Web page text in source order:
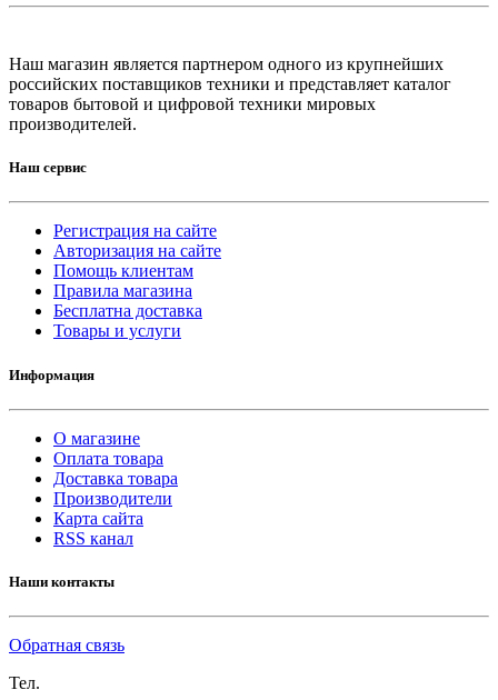
Наш магазин является партнером одного из крупнейших
российских поставщиков техники и представляет каталог
товаров бытовой и цифровой техники мировых
производителей.
Наш сервис
Регистрация на сайте
Авторизация на сайте
Помощь клиентам
Правила магазина
Бесплатна доставка
Товары и услуги
Информация
О магазине
Оплата товара
Доставка товара
Производители
Карта сайта
RSS канал
Наши контакты
Обратная связь
Тел.